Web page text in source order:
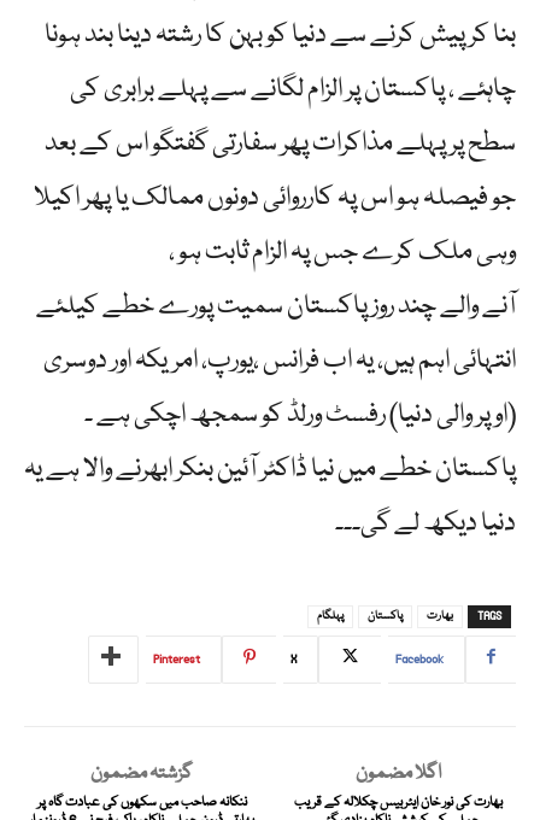
بنا کر پیش کرنے سے دنیا کو بہن کا رشتہ دینا بند ہونا
چاہئے ، پاکستان پر الزام لگانے سے پہلے برابری کی
سطح پر پہلے مذاکرات پھر سفارتی گفتگو اس کے بعد
جو فیصلہ ہو اس پہ کارروائی دونوں ممالک یا پھر اکیلا
وہی ملک کرے جس پہ الزام ثابت ہو ،
آنے والے چند روز پاکستان سمیت پورے خطے کیلئے
انتہائی اہم ہیں، یہ اب فرانس ،یورپ، امریکہ اور دوسری
(اوپر والی دنیا) رفسٹ ورلڈ کو سمجھ اچکی ہے ۔
پاکستان خطے میں نیا ڈاکٹر آئین بنکر ابھرنے والا ہے یہ
دنیا دیکھ لے گی۔۔۔
TAGS بھارت پاکستان پہلگام
Facebook
X
Pinterest
گزشتہ مضمون
ننکانہ صاحب میں سکھوں کی عبادت گاہ پر
اگلا مضمون
بھارت کی نور خان ایئربیس چکلالہ کے قریب